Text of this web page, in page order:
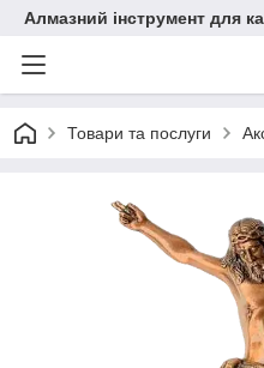
Алмазний інструмент для
Товари та послуги